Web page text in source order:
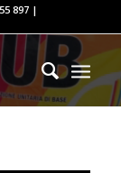
897 |